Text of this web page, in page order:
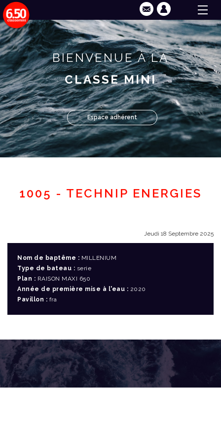
BIENVENUE À LA
CLASSE MINI
Espace adhérent
1005 - TECHNIP ENERGIES
Jeudi 18 Septembre 2025
Nom de baptême : MILLENIUM
Type de bateau : serie
Plan : RAISON MAXI 650
Année de première mise à l'eau : 2020
Pavillon : fra